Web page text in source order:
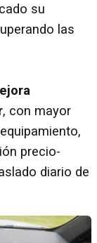
su
las
, con mayor
precio-
diario de